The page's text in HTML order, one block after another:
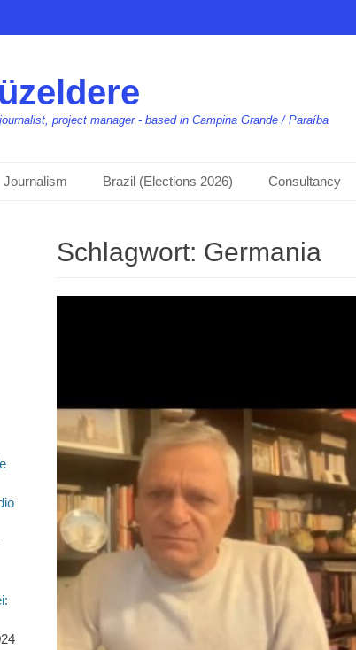
project manager - based in Campina Grande / Paraíba
Journalism Brazil (Elections 2026) Consultancy
Schlagwort: Germania